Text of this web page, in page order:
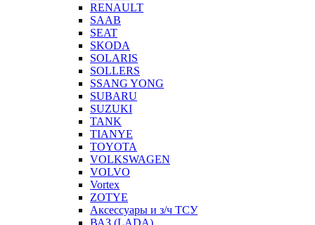
RENAULT
SAAB
SEAT
SKODA
SOLARIS
SOLLERS
SSANG YONG
SUBARU
SUZUKI
TANK
TIANYE
TOYOTA
VOLKSWAGEN
VOLVO
Vortex
ZOTYE
Аксессуары и з/ч ТСУ
ВАЗ (LADA)